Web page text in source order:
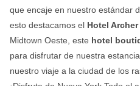
que encaje en nuestro estándar
esto destacamos el Hotel
Midtown Oeste, este hotel
para disfrutar de nuestra
nuestro viaje a la ciudad de los